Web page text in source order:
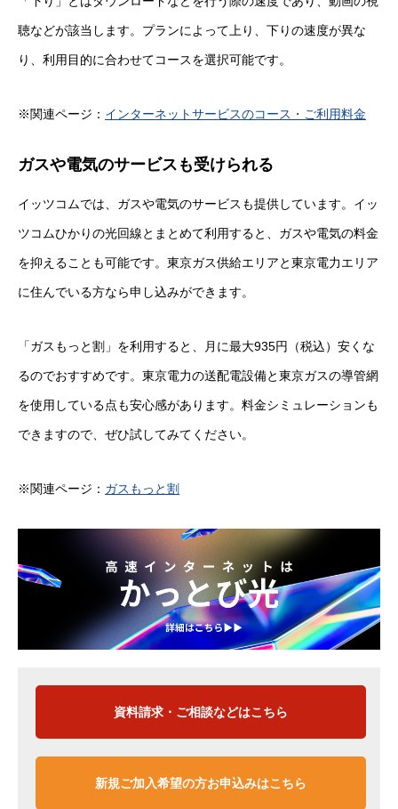
聴などが該当します。プランによって上り、下りの速度が異な
り、利用目的に合わせてコースを選択可能です。
※関連ページ： インターネットサービスのコース・ご利用料金
ガスや電気のサービスも受けられる
イッツコムでは、ガスや電気のサービスも提供しています。イッ
ツコムひかりの光回線とまとめて利用すると、ガスや電気の料金
を抑えることも可能です。東京ガス供給エリアと東京電力エリア
に住んでいる方なら申し込みができます。
「ガスもっと割」を利用すると、月に最大935円（税込）安くな
るのでおすすめです。東京電力の送配電設備と東京ガスの導管網
を使用している点も安心感があります。料金シミュレーションも
できますので、ぜひ試してみてください。
※関連ページ： ガスもっと割
資料請求・ご相談などはこちら
新規ご加入希望の方お申込みはこちら